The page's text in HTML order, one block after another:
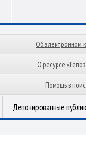
Об электронном
О ресурсе
Помощь в
Депонированные